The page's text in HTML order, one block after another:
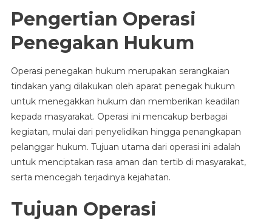
Pengertian Operasi
Penegakan Hukum
Operasi penegakan hukum merupakan serangkaian
tindakan yang dilakukan oleh aparat penegak hukum
untuk menegakkan hukum dan memberikan keadilan
kepada masyarakat. Operasi ini mencakup berbagai
kegiatan, mulai dari penyelidikan hingga penangkapan
pelanggar hukum. Tujuan utama dari operasi ini adalah
untuk menciptakan rasa aman dan tertib di masyarakat,
serta mencegah terjadinya kejahatan.
Tujuan Operasi